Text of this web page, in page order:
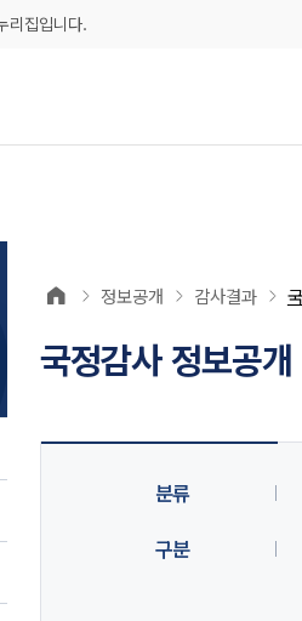
리집입니다.
정보공개 감사결과
국정감사 정보공개
분류
구분